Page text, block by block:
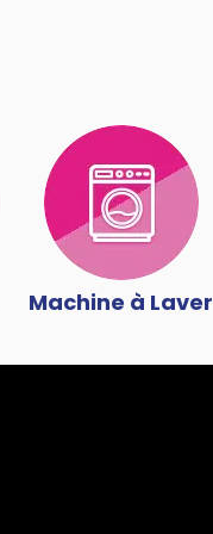
Machine à Laver